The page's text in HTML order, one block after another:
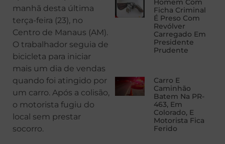
manhã desta última
terça-feira (23), no
Centro de Manaus (AM).
O trabalhador seguia de
bicicleta para iniciar
mais um dia de vendas
quando foi atingido por
um carro. Após a colisão,
o motorista fugiu do
local sem prestar
socorro.
Homem Com
Ficha Criminal
É Preso Com
Revólver
Carregado Em
Presidente
Prudente
Carro E
Caminhão
Batem Na PR-
463, Em
Colorado, E
Motorista Fica
Ferido